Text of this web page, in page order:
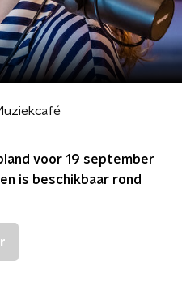
voor 19 september
en is beschikbaar rond